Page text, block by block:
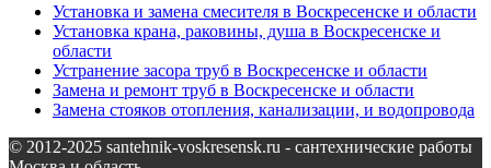
Установка и замена смесителя в Воскресенске и области
Установка крана, раковины, душа в Воскресенске и
области
Устранение засора труб в Воскресенске и области
Замена и ремонт труб в Воскресенске и области
Замена стояков отопления, канализации, и водопровода
© 2012-2025 santehnik-voskresensk.ru - сантехнические работы